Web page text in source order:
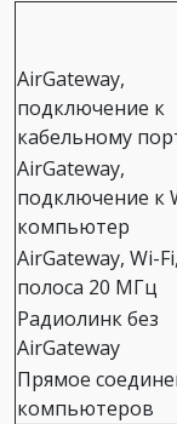
AirGateway,
подключение к
кабельному
AirGateway,
подключение к
компьютер
AirGateway, Wi-Fi,
полоса 20 МГц
Радиолинк без
AirGateway
Прямое
компьютеров